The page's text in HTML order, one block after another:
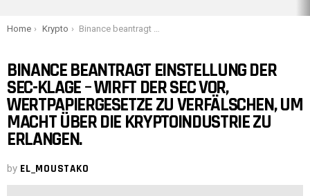
You are here:
Home Krypto Binance beantragt Einstellung der SEC-Klage – wirft der SEC vor, Wertpapiergesetze zu verfälschen, um Macht über die Kryptoindustrie zu erlangen.
BINANCE BEANTRAGT EINSTELLUNG DER
SEC-KLAGE – WIRFT DER SEC VOR,
WERTPAPIERGESETZE ZU VERFÄLSCHEN, UM
MACHT ÜBER DIE KRYPTOINDUSTRIE ZU
ERLANGEN.
by EL_MOUSTAKO